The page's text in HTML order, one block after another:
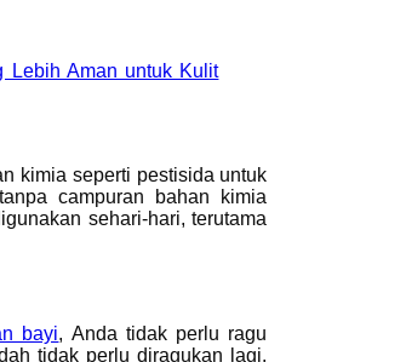
Lebih Aman untuk Kulit
kimia seperti pestisida untuk
campuran bahan kimia
sehari-hari, terutama
bayi, Anda tidak perlu ragu
tidak perlu diragukan lagi.